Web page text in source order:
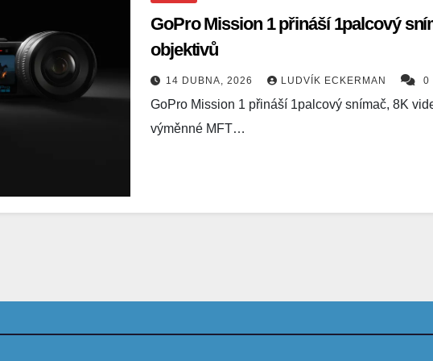
GoPro Mission 1 přináší 1palcový
objektivů
14 DUBNA, 2026 LUDVÍK ECKERMAN 0
GoPro Mission 1 přináší 1palcový snímač, 8K
výměnné MFT…